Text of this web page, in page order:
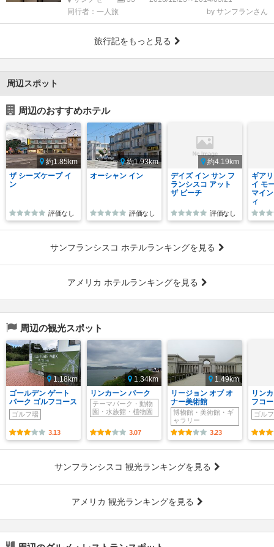
同行者：一人旅
by サンフランさん
旅行記をもっと見る
周辺スポット
周辺のおすすめホテル
約1.85km
ザ シーズケープ イ
ン
評価なし
約1.93km
オーシャン イン
評価なし
約4.19km
デイズ イン サン フ
ランシスコ アット
ザ ビーチ
評価なし
ギア
イ モ
マイ
ィ
サンフランシスコ ホテルランキングを見る
アメリカ ホテルランキングを見る
周辺の観光スポット
1.18km
ゴールデン ゲート
パーク ゴルフコース
ゴルフ場
3.13
1.34km
リンカーン パーク
テーマパーク・動物
園・水族館・植物園
3.07
1.49km
リージョン オブ オ
ナー美術館
博物館・美術館・ギ
ャラリー
3.23
リン
フコ
ゴル
サンフランシスコ 観光ランキングを見る
アメリカ 観光ランキングを見る